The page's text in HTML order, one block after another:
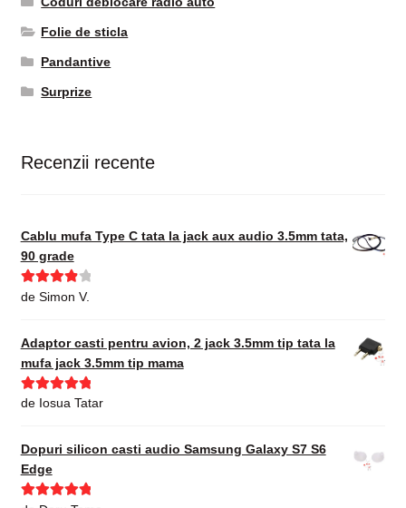
Folie de sticla
Pandantive
Surprize
Recenzii recente
Cablu mufa Type C tata la jack aux audio 3.5mm tata,
90 grade
Evaluat la
de Simon V.
Adaptor casti pentru avion, 2 jack 3.5mm tip tata la
mufa jack 3.5mm tip mama
Evaluat la5
de Iosua Tatar
Dopuri silicon casti audio Samsung Galaxy S7 S6
Edge